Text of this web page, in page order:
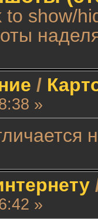
to show/
/
»
»